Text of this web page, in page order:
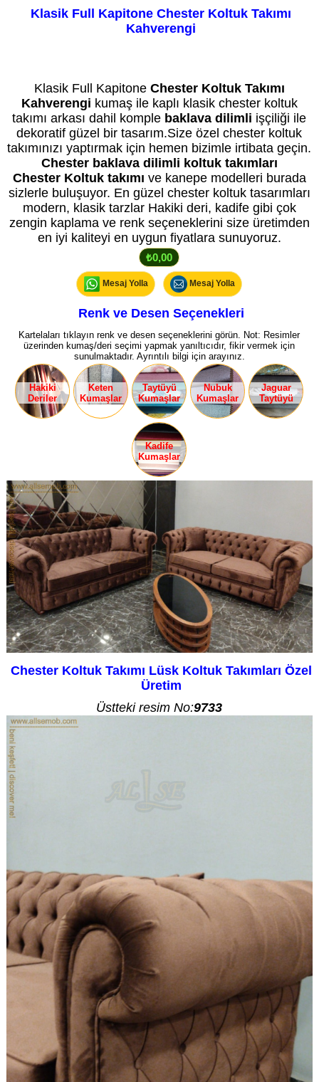
Klasik Full Kapitone Chester Koltuk Takımı
Kahverengi
Klasik Full Kapitone Chester Koltuk Takımı
Kahverengi kumaş ile kaplı klasik chester koltuk
takımı arkası dahil komple baklava dilimli işçiliği ile
dekoratif güzel bir tasarım.Size özel chester koltuk
takımınızı yaptırmak için hemen bizimle irtibata geçin.
Chester baklava dilimli koltuk takımları
Chester Koltuk takımı ve kanepe modelleri burada
sizlerle buluşuyor. En güzel chester koltuk tasarımları
modern, klasik tarzlar Hakiki deri, kadife gibi çok
zengin kaplama ve renk seçeneklerini size üretimden
en iyi kaliteyi en uygun fiyatlara sunuyoruz.
₺0,00
Mesaj Yolla Mesaj Yolla
Renk ve Desen Seçenekleri
Kartelaları tıklayın renk ve desen seçeneklerini görün. Not: Resimler
üzerinden kumaş/deri seçimi yapmak yanıltıcıdır, fikir vermek için
sunulmaktadır. Ayrıntılı bilgi için arayınız.
Hakiki
Deriler
Keten
Kumaşlar
Taytüyü
Kumaşlar
Nubuk
Kumaşlar
Jaguar
Taytüyü
Kadife
Kumaşlar
Chester Koltuk Takımı Lüsk Koltuk Takımları Özel
Üretim
Üstteki resim No:9733